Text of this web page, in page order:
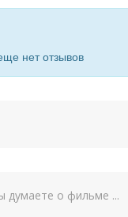
нет отзывов